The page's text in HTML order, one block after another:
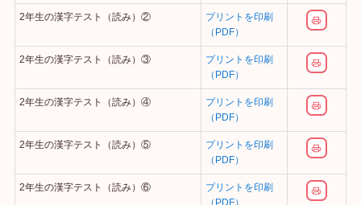
2年生の漢字テスト（読み）②
プリントを印刷
（PDF）
2年生の漢字テスト（読み）③
プリントを印刷
（PDF）
2年生の漢字テスト（読み）④
プリントを印刷
（PDF）
2年生の漢字テスト（読み）⑤
プリントを印刷
（PDF）
2年生の漢字テスト（読み）⑥
プリントを印刷